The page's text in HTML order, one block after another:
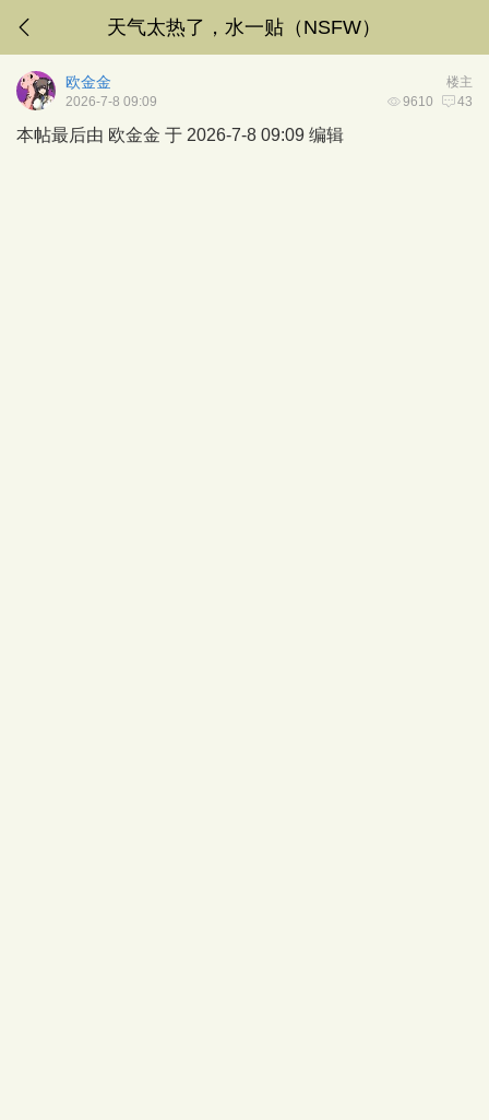
天气太热了，水一贴（NSFW）
楼主
欧金金
9610 43
2026-7-8 09:09
本帖最后由 欧金金 于 2026-7-8 09:09 编辑